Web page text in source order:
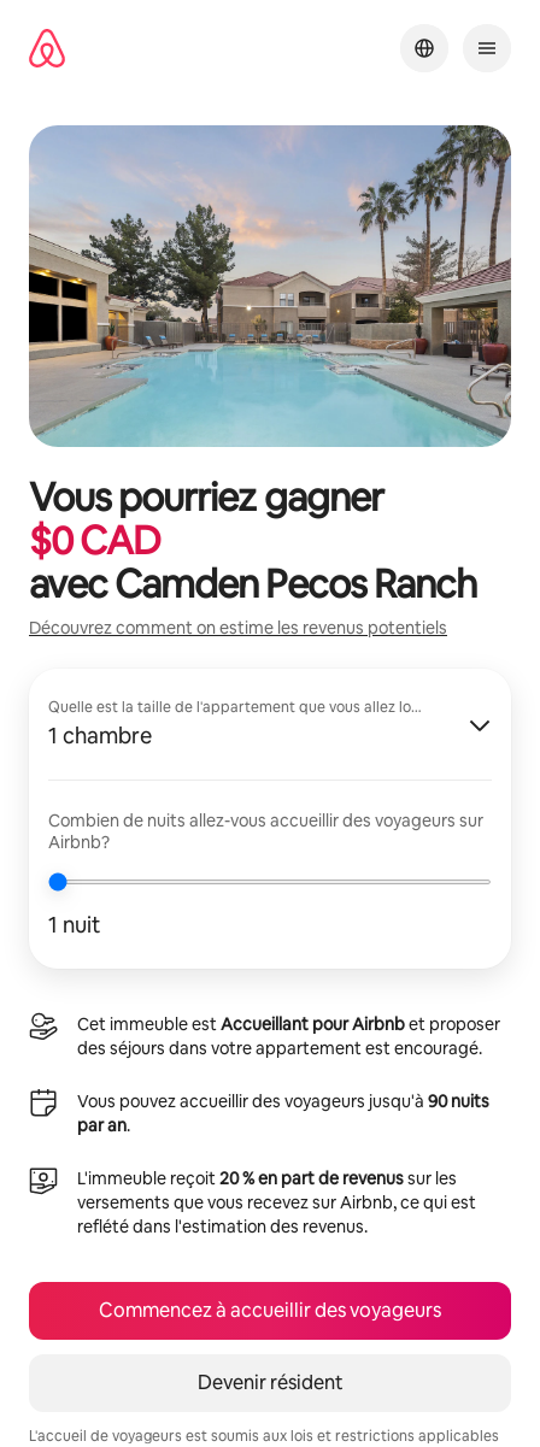
directement
Vous pourriez gagner
$0CAD
avecCamden Pecos Ranch
Découvrez comment on estime les revenus potentiels
Quelle est la taille de l'appartement que vous allez louer?
1 chambre
Combien de nuits allez-vous accueillir des voyageurs sur
Airbnb?
1 nuit
Cet immeuble estAccueillant pour Airbnbet proposer
des séjours dans votre appartement est encouragé.
Vous pouvez accueillir des voyageurs jusqu'à 90 nuits
par an.
L'immeuble reçoit20 % en part de revenussur les
versements que vous recevez sur Airbnb, ce qui est
reflété dans l'estimation des revenus.
Commencez à accueillir des voyageurs
Devenir résident
L'accueil de voyageurs est soumis aux lois et restrictions applicables